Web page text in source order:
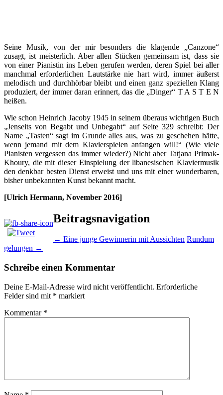
Seine Musik, von der mir besonders die klagende „Canzone“
zusagt, ist meisterlich. Aber allen Stücken gemeinsam ist, dass sie
von einer Pianistin ins Leben gerufen werden, deren Spiel bei aller
manchmal erforderlichen Lautstärke nie hart wird, immer äußerst
melodisch und durchhörbar bleibt und einen ganz speziellen Klang
produziert, der immer daran erinnert, das die „Dinger“ T A S T E N
heißen.
Wie schon Heinrich Jacoby 1945 in seinem überaus wichtigen Buch
„Jenseits von Begabt und Unbegabt“ auf Seite 329 schreibt: Der
Name „Tasten“ sagt im Grunde alles aus, was zu geschehen hätte,
wenn jemand mit dem Klavierspielen anfangen will!“ (Wie viele
Pianisten vergessen das immer wieder?) Nicht aber Tatjana Primak-
Khoury, die mit dieser Einspielung der libanesischen Klaviermusik
den denkbar besten Dienst erweist und uns mit einer wunderbaren,
bisher unbekannten Kunst bekannt macht.
[Ulrich Hermann, November 2016]
Beitragsnavigation
← Eine junge Gewinnerin mit Aussichten Rundum
gelungen →
Schreibe einen Kommentar
Deine E-Mail-Adresse wird nicht veröffentlicht. Erforderliche
Felder sind mit * markiert
Kommentar *